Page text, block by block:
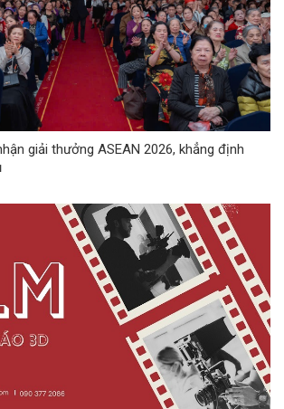
giải thưởng ASEAN 2026, khẳng định